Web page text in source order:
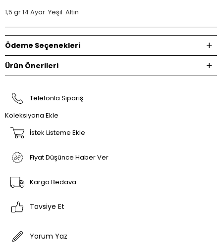
1,5 gr 14 Ayar Yeşil Altın
Ödeme Seçenekleri
Ürün Önerileri
Telefonla Sipariş
Koleksiyona Ekle
İstek Listeme Ekle
Fiyat Düşünce Haber Ver
Kargo Bedava
Tavsiye Et
Yorum Yaz